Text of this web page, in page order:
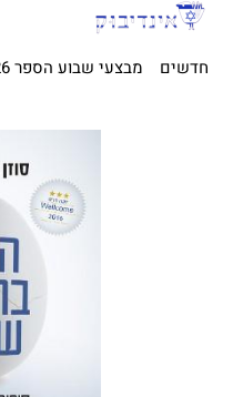
חדשים מבצעי שבוע הספר 2026